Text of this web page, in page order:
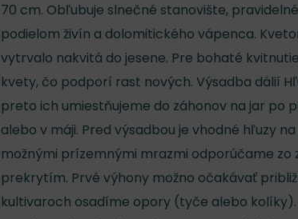
70 cm. Obľubuje slnečné stanovište,
podielom živín a dolomitického vápenca.
vytrvalo nakvitá do jesene. Pre bohaté
kvety, čo podporí rast nových. Výsadba dálií
preto ich umiestňujeme do záhonov na jar po
alebo v máji. Pred výsadbou je vhodné hľuzy
možnými prízemnými mrazmi odporúčame
prekrytím. Prvé výhony možno očakávať
kultivaroch osadíme opory (tyče alebo